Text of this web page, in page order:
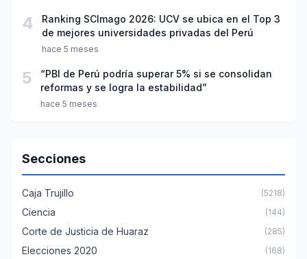
4
Ranking SCImago 2026: UCV se ubica en el Top 3
de mejores universidades privadas del Perú
hace 5 meses
5
“PBI de Perú podría superar 5% si se consolidan
reformas y se logra la estabilidad”
hace 5 meses
Secciones
Caja Trujillo (5218)
Ciencia (144)
Corte de Justicia de Huaraz (285)
Elecciones 2020 (168)